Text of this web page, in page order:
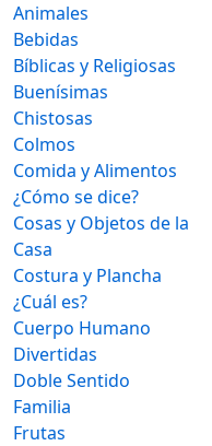
Animales
Bebidas
Bíblicas y Religiosas
Buenísimas
Chistosas
Colmos
Comida y Alimentos
¿Cómo se dice?
Cosas y Objetos de la
Casa
Costura y Plancha
¿Cuál es?
Cuerpo Humano
Divertidas
Doble Sentido
Familia
Frutas